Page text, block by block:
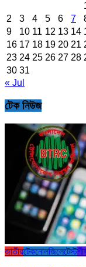
2
3 4 5 6 7
9
10 11 12 13 14
16 17 18 19 20 21
23 24 25 26 27 28
30 31
« Jul
টেক নিউজ
জাতীয়টেকনোলজিলেটেস্ট